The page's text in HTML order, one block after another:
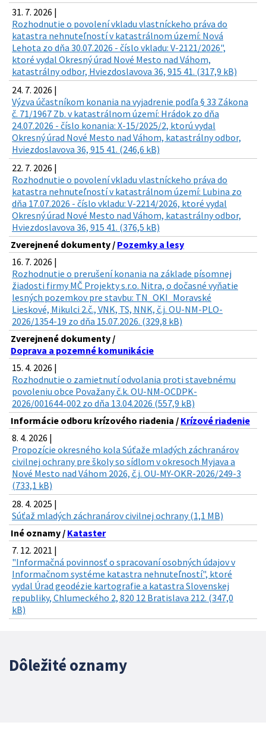
31. 7. 2026 |
Rozhodnutie o povolení vkladu vlastníckeho práva do
katastra nehnuteľností v katastrálnom území: Nová
Lehota zo dňa 30.07.2026 - číslo vkladu: V-2121/2026",
ktoré vydal Okresný úrad Nové Mesto nad Váhom,
katastrálny odbor, Hviezdoslavova 36, 915 41. (317,9 kB)
24. 7. 2026 |
Výzva účastníkom konania na vyjadrenie podľa § 33 Zákona
č. 71/1967 Zb. v katastrálnom území: Hrádok zo dňa
24.07.2026 - číslo konania: X-15/2025/2, ktorú vydal
Okresný úrad Nové Mesto nad Váhom, katastrálny odbor,
Hviezdoslavova 36, 915 41. (246,6 kB)
22. 7. 2026 |
Rozhodnutie o povolení vkladu vlastníckeho práva do
katastra nehnuteľností v katastrálnom území: Lubina zo
dňa 17.07.2026 - číslo vkladu: V-2214/2026, ktoré vydal
Okresný úrad Nové Mesto nad Váhom, katastrálny odbor,
Hviezdoslavova 36, 915 41. (376,5 kB)
Zverejnené dokumenty / Pozemky a lesy
16. 7. 2026 |
Rozhodnutie o prerušení konania na základe písomnej
žiadosti firmy MČ Projekty s.r.o. Nitra, o dočasné vyňatie
lesných pozemkov pre stavbu: TN_OKI_Moravské
Lieskové, Mikulci 2.č., VNK, TS, NNK, č.j. OU-NM-PLO-
2026/1354-19 zo dňa 15.07.2026. (329,8 kB)
Zverejnené dokumenty /
Doprava a pozemné komunikácie
15. 4. 2026 |
Rozhodnutie o zamietnutí odvolania proti stavebnému
povoleniu obce Považany č.k. OU-NM-OCDPK-
2026/001644-002 zo dňa 13.04.2026 (557,9 kB)
Informácie odboru krízového riadenia / Krízové riadenie
8. 4. 2026 |
Propozície okresného kola Súťaže mladých záchranárov
civilnej ochrany pre školy so sídlom v okresoch Myjava a
Nové Mesto nad Váhom 2026, č.j. OU-MY-OKR-2026/249-3
(733,1 kB)
28. 4. 2025 |
Súťaž mladých záchranárov civilnej ochrany (1,1 MB)
Iné oznamy / Kataster
7. 12. 2021 |
"Informačná povinnosť o spracovaní osobných údajov v
Informačnom systéme katastra nehnuteľností", ktoré
vydal Úrad geodézie kartografie a katastra Slovenskej
republiky, Chlumeckého 2, 820 12 Bratislava 212. (347,0
kB)
Dôležité oznamy